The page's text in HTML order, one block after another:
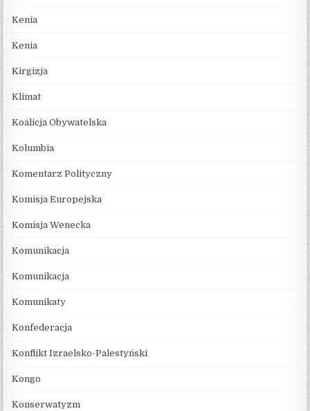
Kenia
Kenia
Kirgizja
Klimat
Koalicja Obywatelska
Kolumbia
Komentarz Polityczny
Komisja Europejska
Komisja Wenecka
Komunikacja
Komunikacja
Komunikaty
Konfederacja
Konflikt Izraelsko-Palestyński
Kongo
Konserwatyzm